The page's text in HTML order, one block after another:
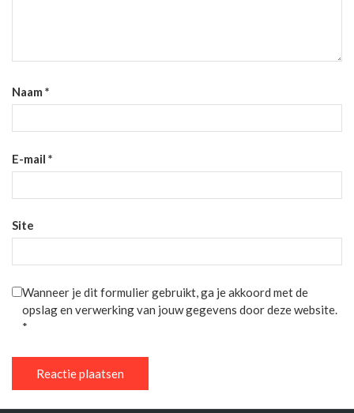
Naam *
E-mail *
Site
Wanneer je dit formulier gebruikt, ga je akkoord met de
opslag en verwerking van jouw gegevens door deze website.
*